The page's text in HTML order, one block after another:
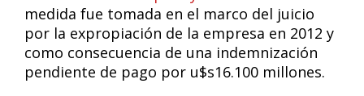
medida fue tomada en el marco del juicio
por la expropiación de la empresa en 2012 y
como consecuencia de una indemnización
pendiente de pago por u$s16.100 millones.